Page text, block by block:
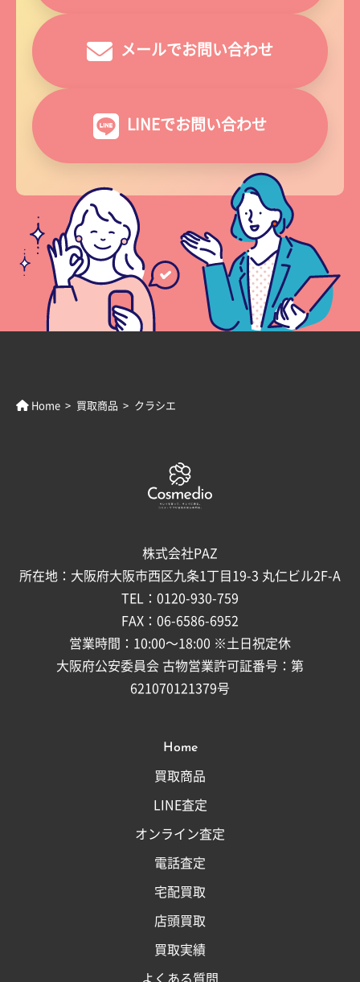
メールでお問い合わせ
LINEでお問い合わせ
Home 買取商品 クラシエ
株式会社PAZ
所在地：大阪府大阪市西区九条1丁目19-3 丸仁ビル2F-A
TEL： 0120-930-759
FAX： 06-6586-6952
営業時間：10:00～18:00 ※土日祝定休
大阪府公安委員会 古物営業許可証番号：第
621070121379号
Home
買取商品
LINE査定
オンライン査定
電話査定
宅配買取
店頭買取
買取実績
よくある質問